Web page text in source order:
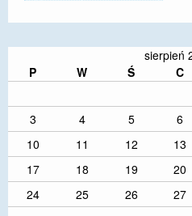
sierpień
P
W Ś C
3
4 5 6
10
11 12 13
17
18 19 20
24
25 26 27